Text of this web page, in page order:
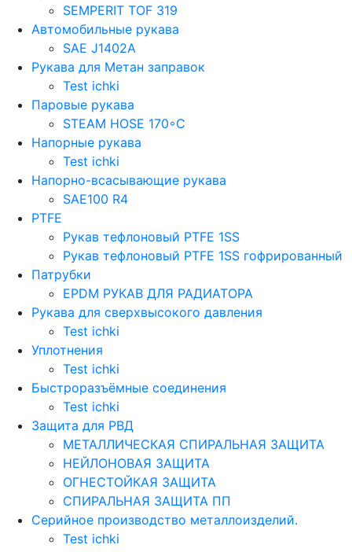
SEMPERIT TOF 319
Автомобильные рукава
SAE J1402A
Рукава для Метан заправок
Test ichki
Паровые рукава
STEAM HOSE 170◦C
Напорные рукава
Test ichki
Напорно-всасывающие рукава
SAE100 R4
PTFE
Рукав тефлоновый PTFE 1SS
Рукав тефлоновый PTFE 1SS гофрированный
Патрубки
EPDM РУКАВ ДЛЯ РАДИАТОРА
Рукава для сверхвысокого давления
Test ichki
Уплотнения
Test ichki
Быстроразъёмные соединения
Test ichki
Защита для РВД
МЕТАЛЛИЧЕСКАЯ СПИРАЛЬНАЯ ЗАЩИТА
НЕЙЛОНОВАЯ ЗАЩИТА
ОГНЕСТОЙКАЯ ЗАЩИТА
СПИРАЛЬНАЯ ЗАЩИТА ПП
Серийное производство металлоизделий.
Test ichki